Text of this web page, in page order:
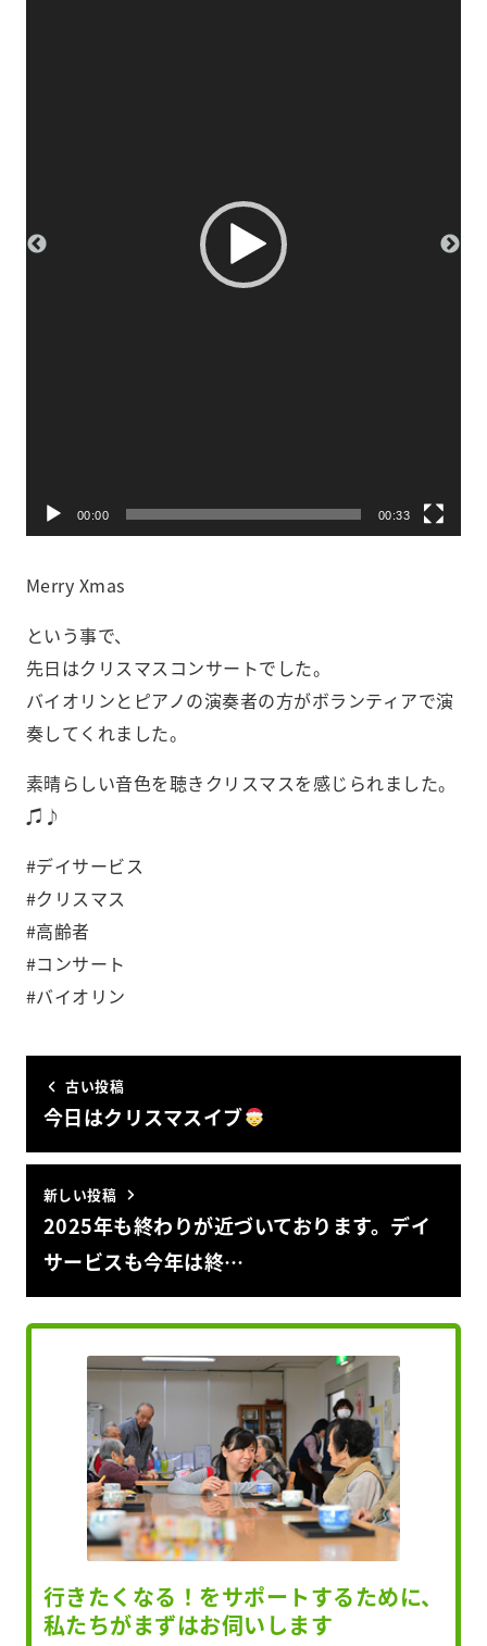
00:00 00:33
Merry Xmas
という事で、
先日はクリスマスコンサートでした。
バイオリンとピアノの演奏者の方がボランティアで演
奏してくれました。
素晴らしい音色を聴きクリスマスを感じられました。
♫♪
#デイサービス
#クリスマス
#高齢者
#コンサート
#バイオリン
古い投稿
今日はクリスマスイブ
新しい投稿
2025年も終わりが近づいております。デイ
サービスも今年は終…
行きたくなる！をサポートするために、
私たちがまずはお伺いします